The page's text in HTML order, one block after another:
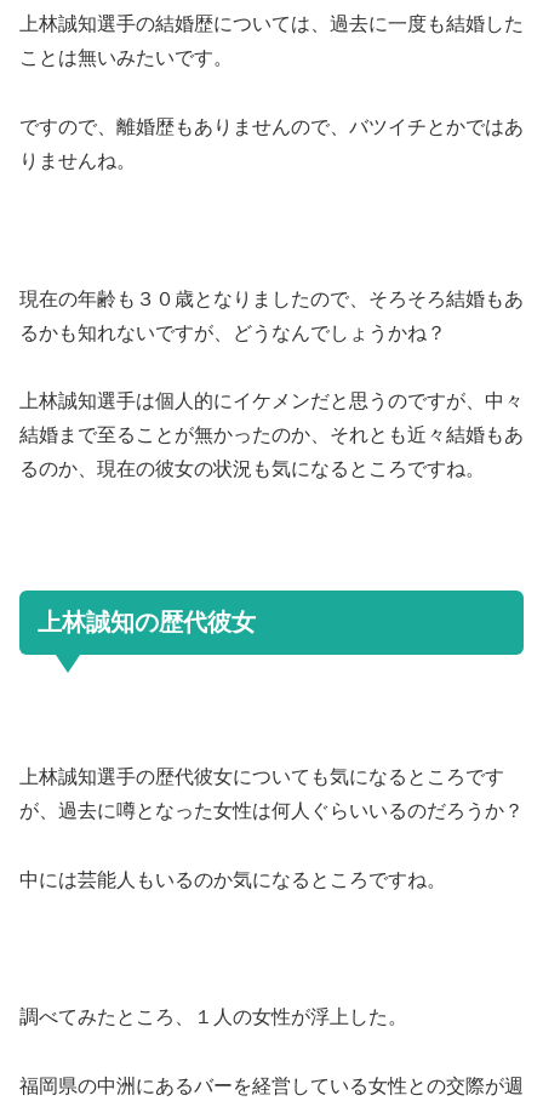
上林誠知選手の結婚歴については、過去に一度も結婚した
ことは無いみたいです。
ですので、離婚歴もありませんので、バツイチとかではあ
りませんね。
現在の年齢も３０歳となりましたので、そろそろ結婚もあ
るかも知れないですが、どうなんでしょうかね？
上林誠知選手は個人的にイケメンだと思うのですが、中々
結婚まで至ることが無かったのか、それとも近々結婚もあ
るのか、現在の彼女の状況も気になるところですね。
上林誠知の歴代彼女
上林誠知選手の歴代彼女についても気になるところです
が、過去に噂となった女性は何人ぐらいいるのだろうか？
中には芸能人もいるのか気になるところですね。
調べてみたところ、１人の女性が浮上した。
福岡県の中洲にあるバーを経営している女性との交際が週